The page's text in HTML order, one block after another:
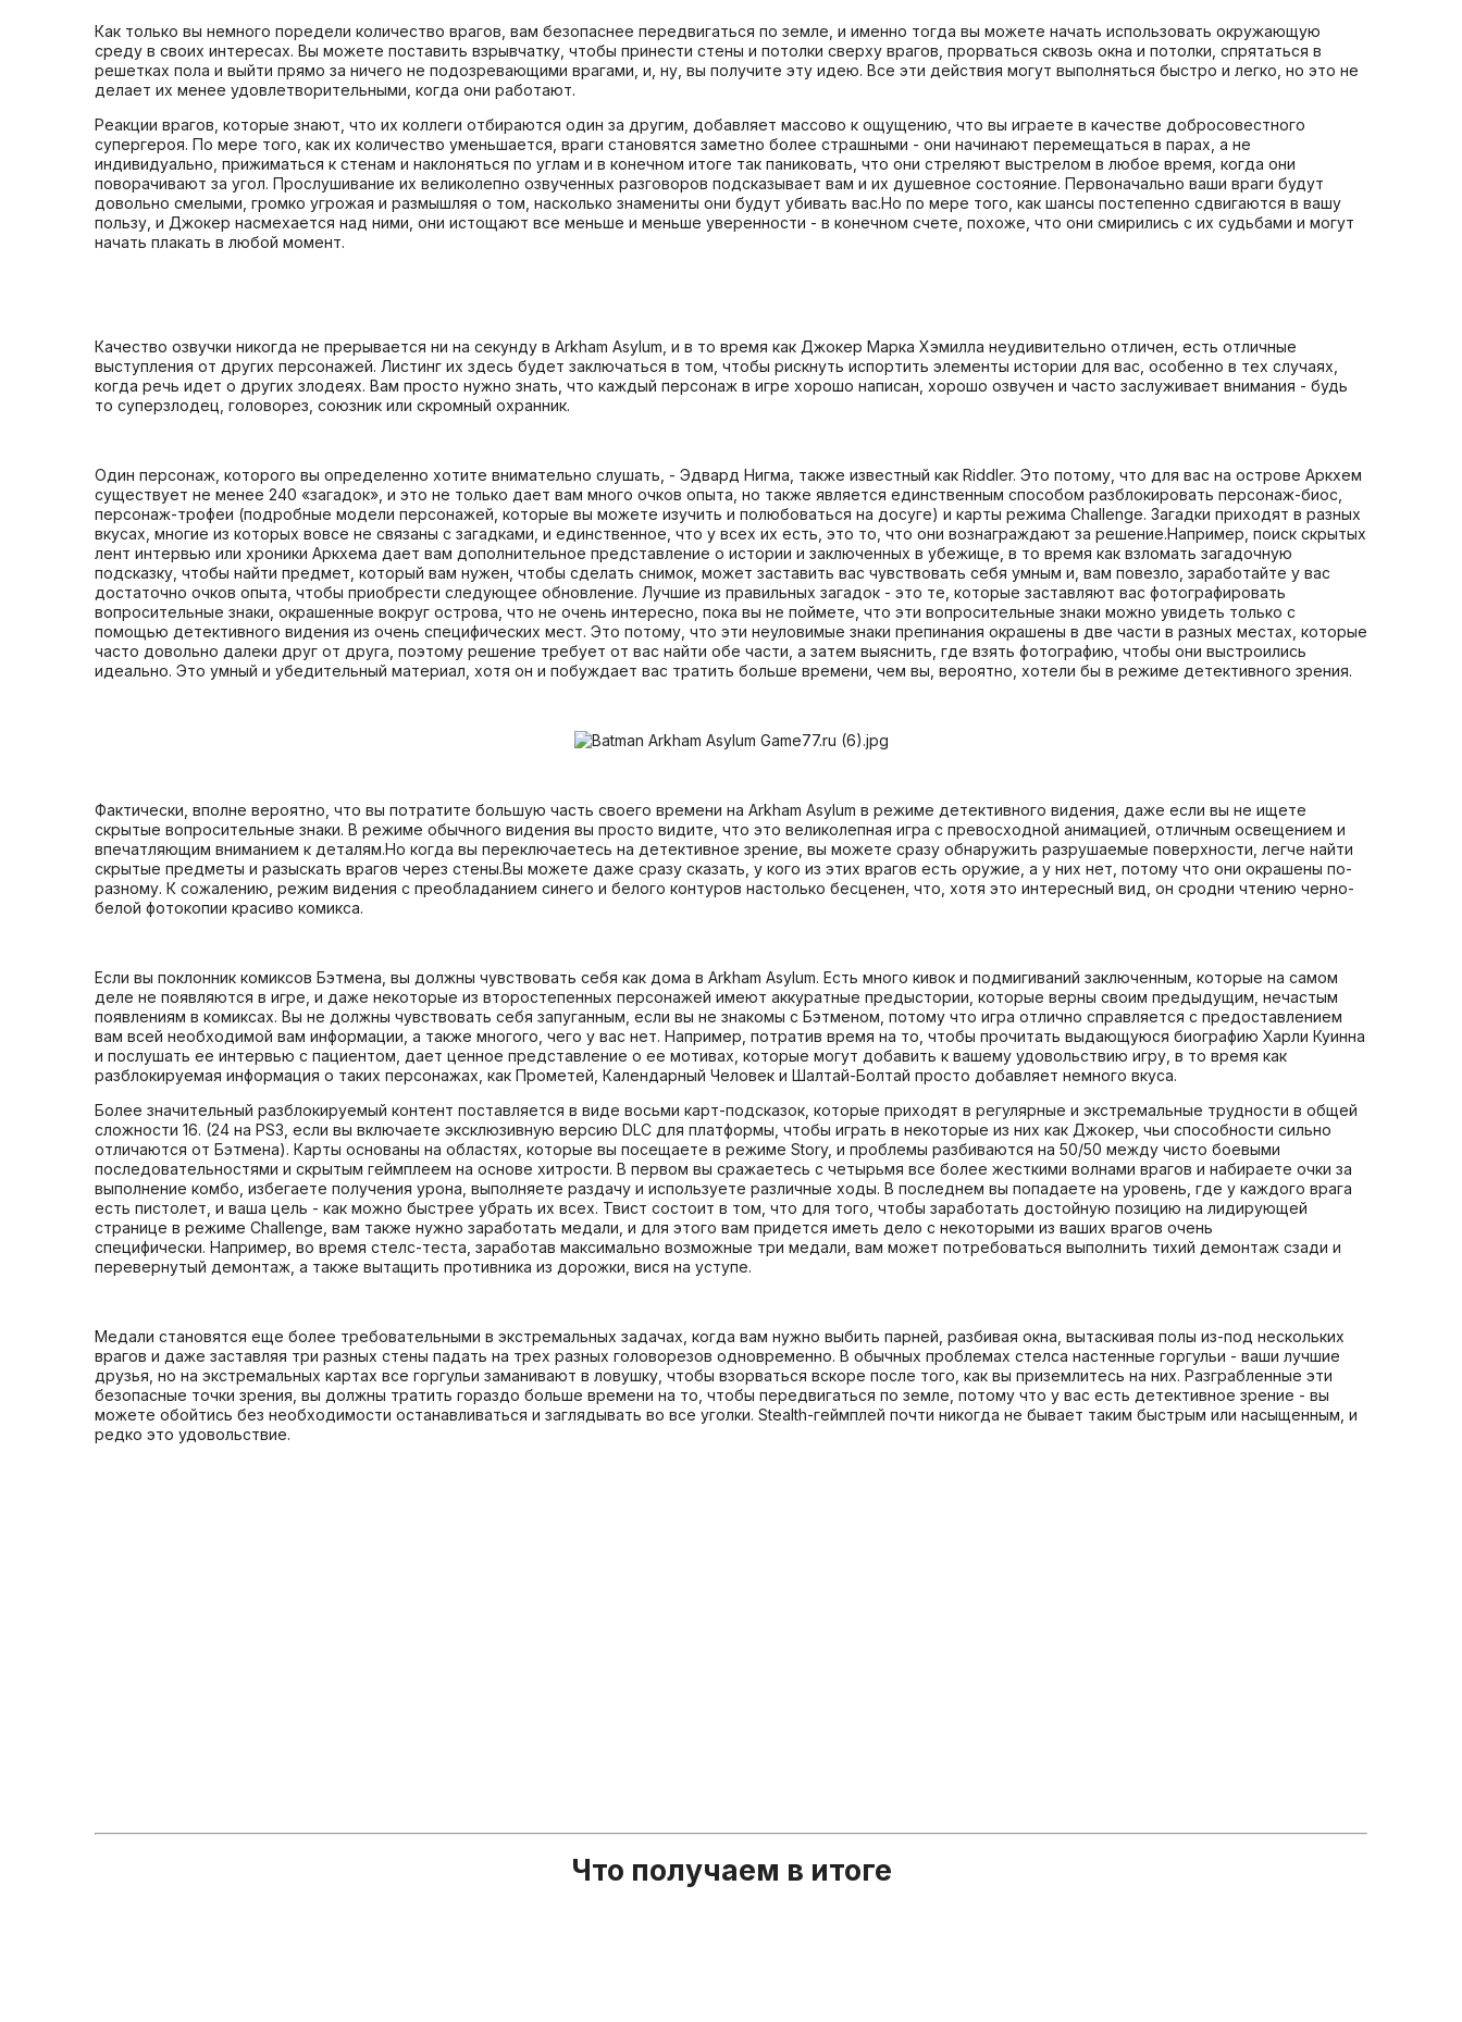
Как только вы немного поредели количество врагов, вам безопаснее передвигаться по земле, и именно тогда вы можете начать использовать окружающую
среду в своих интересах. Вы можете поставить взрывчатку, чтобы принести стены и потолки сверху врагов, прорваться сквозь окна и потолки, спрятаться в
решетках пола и выйти прямо за ничего не подозревающими врагами, и, ну, вы получите эту идею. Все эти действия могут выполняться быстро и легко, но это не
делает их менее удовлетворительными, когда они работают.
Реакции врагов, которые знают, что их коллеги отбираются один за другим, добавляет массово к ощущению, что вы играете в качестве добросовестного
супергероя. По мере того, как их количество уменьшается, враги становятся заметно более страшными - они начинают перемещаться в парах, а не
индивидуально, прижиматься к стенам и наклоняться по углам и в конечном итоге так паниковать, что они стреляют выстрелом в любое время, когда они
поворачивают за угол. Прослушивание их великолепно озвученных разговоров подсказывает вам и их душевное состояние. Первоначально ваши враги будут
довольно смелыми, громко угрожая и размышляя о том, насколько знамениты они будут убивать вас.Но по мере того, как шансы постепенно сдвигаются в вашу
пользу, и Джокер насмехается над ними, они истощают все меньше и меньше уверенности - в конечном счете, похоже, что они смирились с их судьбами и могут
начать плакать в любой момент.
Качество озвучки никогда не прерывается ни на секунду в Arkham Asylum, и в то время как Джокер Марка Хэмилла неудивительно отличен, есть отличные
выступления от других персонажей. Листинг их здесь будет заключаться в том, чтобы рискнуть испортить элементы истории для вас, особенно в тех случаях,
когда речь идет о других злодеях. Вам просто нужно знать, что каждый персонаж в игре хорошо написан, хорошо озвучен и часто заслуживает внимания - будь
то суперзлодец, головорез, союзник или скромный охранник.
Один персонаж, которого вы определенно хотите внимательно слушать, - Эдвард Нигма, также известный как Riddler. Это потому, что для вас на острове Аркхем
существует не менее 240 «загадок», и это не только дает вам много очков опыта, но также является единственным способом разблокировать персонаж-биос,
персонаж-трофеи (подробные модели персонажей, которые вы можете изучить и полюбоваться на досуге) и карты режима Challenge. Загадки приходят в разных
вкусах, многие из которых вовсе не связаны с загадками, и единственное, что у всех их есть, это то, что они вознаграждают за решение.Например, поиск скрытых
лент интервью или хроники Аркхема дает вам дополнительное представление о истории и заключенных в убежище, в то время как взломать загадочную
подсказку, чтобы найти предмет, который вам нужен, чтобы сделать снимок, может заставить вас чувствовать себя умным и, вам повезло, заработайте у вас
достаточно очков опыта, чтобы приобрести следующее обновление. Лучшие из правильных загадок - это те, которые заставляют вас фотографировать
вопросительные знаки, окрашенные вокруг острова, что не очень интересно, пока вы не поймете, что эти вопросительные знаки можно увидеть только с
помощью детективного видения из очень специфических мест. Это потому, что эти неуловимые знаки препинания окрашены в две части в разных местах, которые
часто довольно далеки друг от друга, поэтому решение требует от вас найти обе части, а затем выяснить, где взять фотографию, чтобы они выстроились
идеально. Это умный и убедительный материал, хотя он и побуждает вас тратить больше времени, чем вы, вероятно, хотели бы в режиме детективного зрения.
Фактически, вполне вероятно, что вы потратите большую часть своего времени на Arkham Asylum в режиме детективного видения, даже если вы не ищете
скрытые вопросительные знаки. В режиме обычного видения вы просто видите, что это великолепная игра с превосходной анимацией, отличным освещением и
впечатляющим вниманием к деталям.Но когда вы переключаетесь на детективное зрение, вы можете сразу обнаружить разрушаемые поверхности, легче найти
скрытые предметы и разыскать врагов через стены.Вы можете даже сразу сказать, у кого из этих врагов есть оружие, а у них нет, потому что они окрашены по-
разному. К сожалению, режим видения с преобладанием синего и белого контуров настолько бесценен, что, хотя это интересный вид, он сродни чтению черно-
белой фотокопии красиво комикса.
Если вы поклонник комиксов Бэтмена, вы должны чувствовать себя как дома в Arkham Asylum. Есть много кивок и подмигиваний заключенным, которые на самом
деле не появляются в игре, и даже некоторые из второстепенных персонажей имеют аккуратные предыстории, которые верны своим предыдущим, нечастым
появлениям в комиксах. Вы не должны чувствовать себя запуганным, если вы не знакомы с Бэтменом, потому что игра отлично справляется с предоставлением
вам всей необходимой вам информации, а также многого, чего у вас нет. Например, потратив время на то, чтобы прочитать выдающуюся биографию Харли Куинна
и послушать ее интервью с пациентом, дает ценное представление о ее мотивах, которые могут добавить к вашему удовольствию игру, в то время как
разблокируемая информация о таких персонажах, как Прометей, Календарный Человек и Шалтай-Болтай просто добавляет немного вкуса.
Более значительный разблокируемый контент поставляется в виде восьми карт-подсказок, которые приходят в регулярные и экстремальные трудности в общей
сложности 16. (24 на PS3, если вы включаете эксклюзивную версию DLC для платформы, чтобы играть в некоторые из них как Джокер, чьи способности сильно
отличаются от Бэтмена). Карты основаны на областях, которые вы посещаете в режиме Story, и проблемы разбиваются на 50/50 между чисто боевыми
последовательностями и скрытым геймплеем на основе хитрости. В первом вы сражаетесь с четырьмя все более жесткими волнами врагов и набираете очки за
выполнение комбо, избегаете получения урона, выполняете раздачу и используете различные ходы. В последнем вы попадаете на уровень, где у каждого врага
есть пистолет, и ваша цель - как можно быстрее убрать их всех. Твист состоит в том, что для того, чтобы заработать достойную позицию на лидирующей
странице в режиме Challenge, вам также нужно заработать медали, и для этого вам придется иметь дело с некоторыми из ваших врагов очень
специфически. Например, во время стелс-теста, заработав максимально возможные три медали, вам может потребоваться выполнить тихий демонтаж сзади и
перевернутый демонтаж, а также вытащить противника из дорожки, вися на уступе.
Медали становятся еще более требовательными в экстремальных задачах, когда вам нужно выбить парней, разбивая окна, вытаскивая полы из-под нескольких
врагов и даже заставляя три разных стены падать на трех разных головорезов одновременно. В обычных проблемах стелса настенные горгульи - ваши лучшие
друзья, но на экстремальных картах все горгульи заманивают в ловушку, чтобы взорваться вскоре после того, как вы приземлитесь на них. Разграбленные эти
безопасные точки зрения, вы должны тратить гораздо больше времени на то, чтобы передвигаться по земле, потому что у вас есть детективное зрение - вы
можете обойтись без необходимости останавливаться и заглядывать во все уголки. Stealth-геймплей почти никогда не бывает таким быстрым или насыщенным, и
редко это удовольствие.
Что получаем в итоге